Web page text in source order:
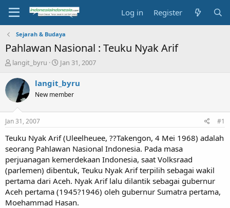
Log in Register
Sejarah & Budaya
Pahlawan Nasional : Teuku Nyak Arif
T
r
e
a
t
a
t
e
r
langit_byru
S
a
r
t
e
Jan 31, 2007
langit_byru
New member
Jan 31, 2007 #1
Teuku Nyak Arif (Uleelheuee, ??Takengon, 4 Mei 1968) adalah
seorang Pahlawan Nasional Indonesia. Pada masa
perjuanagan kemerdekaan Indonesia, saat Volksraad
(parlemen) dibentuk, Teuku Nyak Arif terpilih sebagai wakil
pertama dari Aceh. Nyak Arif lalu dilantik sebagai gubernur
Aceh pertama (1945?1946) oleh gubernur Sumatra pertama,
Moehammad Hasan.